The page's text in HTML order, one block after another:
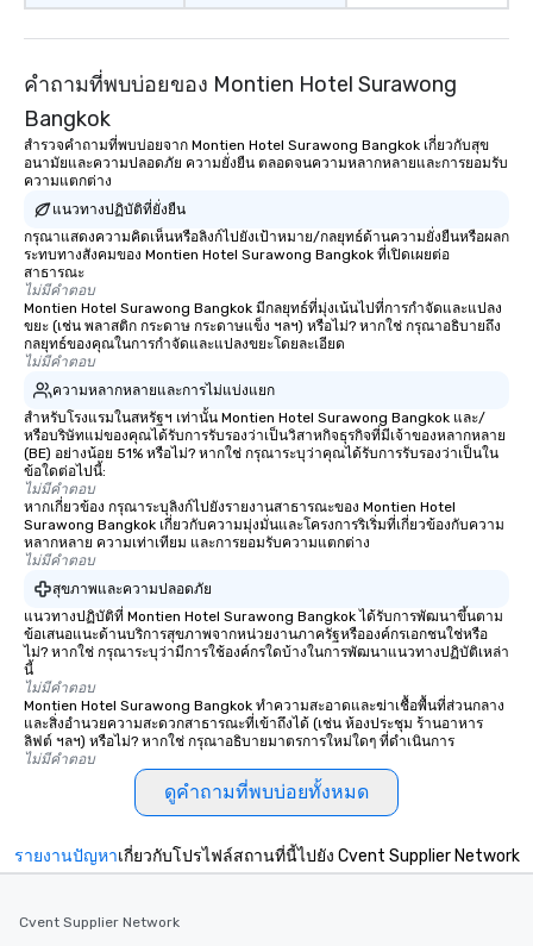
คำถามที่พบบ่อยของ Montien Hotel Surawong
Bangkok
สำรวจคำถามที่พบบ่อยจาก Montien Hotel Surawong Bangkok เกี่ยวกับสุข
อนามัยและความปลอดภัย ความยั่งยืน ตลอดจนความหลากหลายและการยอมรับ
ความแตกต่าง
แนวทางปฏิบัติที่ยั่งยืน
กรุณาแสดงความคิดเห็นหรือลิงก์ไปยังเป้าหมาย/กลยุทธ์ด้านความยั่งยืนหรือผลก
ระทบทางสังคมของ Montien Hotel Surawong Bangkok ที่เปิดเผยต่อ
สาธารณะ
ไม่มีคำตอบ
Montien Hotel Surawong Bangkok มีกลยุทธ์ที่มุ่งเน้นไปที่การกำจัดและแปลง
ขยะ (เช่น พลาสติก กระดาษ กระดาษแข็ง ฯลฯ) หรือไม่? หากใช่ กรุณาอธิบายถึง
กลยุทธ์ของคุณในการกำจัดและแปลงขยะโดยละเอียด
ไม่มีคำตอบ
ความหลากหลายและการไม่แบ่งแยก
สำหรับโรงแรมในสหรัฐฯ เท่านั้น Montien Hotel Surawong Bangkok และ/
หรือบริษัทแม่ของคุณได้รับการรับรองว่าเป็นวิสาหกิจธุรกิจที่มีเจ้าของหลากหลาย
(BE) อย่างน้อย 51% หรือไม่? หากใช่ กรุณาระบุว่าคุณได้รับการรับรองว่าเป็นใน
ข้อใดต่อไปนี้:
ไม่มีคำตอบ
หากเกี่ยวข้อง กรุณาระบุลิงก์ไปยังรายงานสาธารณะของ Montien Hotel
Surawong Bangkok เกี่ยวกับความมุ่งมั่นและโครงการริเริ่มที่เกี่ยวข้องกับความ
หลากหลาย ความเท่าเทียม และการยอมรับความแตกต่าง
ไม่มีคำตอบ
สุขภาพและความปลอดภัย
แนวทางปฏิบัติที่ Montien Hotel Surawong Bangkok ได้รับการพัฒนาขึ้นตาม
ข้อเสนอแนะด้านบริการสุขภาพจากหน่วยงานภาครัฐหรือองค์กรเอกชนใช่หรือ
ไม่? หากใช่ กรุณาระบุว่ามีการใช้องค์กรใดบ้างในการพัฒนาแนวทางปฏิบัติเหล่า
นี้
ไม่มีคำตอบ
Montien Hotel Surawong Bangkok ทำความสะอาดและฆ่าเชื้อพื้นที่ส่วนกลาง
และสิ่งอำนวยความสะดวกสาธารณะที่เข้าถึงได้ (เช่น ห้องประชุม ร้านอาหาร
ลิฟต์ ฯลฯ) หรือไม่? หากใช่ กรุณาอธิบายมาตรการใหม่ใดๆ ที่ดำเนินการ
ไม่มีคำตอบ
ดูคำถามที่พบบ่อยทั้งหมด
รายงานปัญหาเกี่ยวกับโปรไฟล์สถานที่นี้ไปยัง Cvent Supplier Network
Cvent Supplier Network